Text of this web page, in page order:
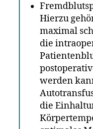
Hierzu
maximal
die
werden
die